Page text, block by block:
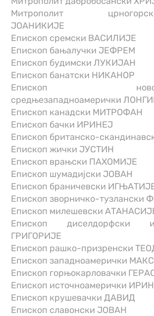
Митрополит
ЈОАНИКИЈЕ
Епископ сремски ВАСИЛИЈЕ
Епископ бањалучки ЈЕФРЕМ
Епископ будимски ЛУКИЈАН
Епископ банатски НИКАНОР
Епископ
средњезападноамерички
Епископ канадски МИТРОФАН
Епископ бачки ИРИНЕЈ
Епископ британско-
Епископ жички ЈУСТИН
Епископ врањски ПАХОМИЈЕ
Епископ шумадијски ЈОВАН
Епископ браничевски
Епископ зворничко-тузлански
Епископ милешевски
Епископ диселдорфски
ГРИГОРИЈЕ
Епископ рашко-призренски
Епископ западноамерички
Епископ горњокарловачки
Епископ источноамерички
Епископ крушевачки ДАВИД
Епископ славонски ЈОВАН